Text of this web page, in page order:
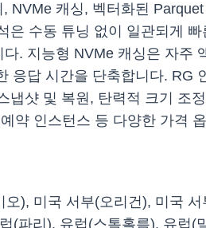
캐싱, 벡터화된
수동 튜닝 없이 일관되게 빠
. 지능형 NVMe 캐싱은 자주
답 시간을 단축합니다. RG
샷 및 복원, 탄력적 크기 조
약 인스턴스 등 다양한 가격
), 미국 서부(오리건), 미국
(파리), 유럽(스톡홀름), 유럽(